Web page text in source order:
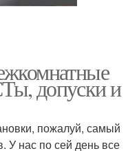
допуски и
пожалуй, самый
У нас по сей день все